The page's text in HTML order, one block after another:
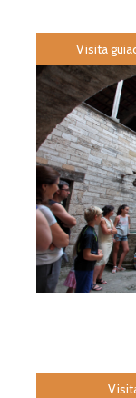
Visita